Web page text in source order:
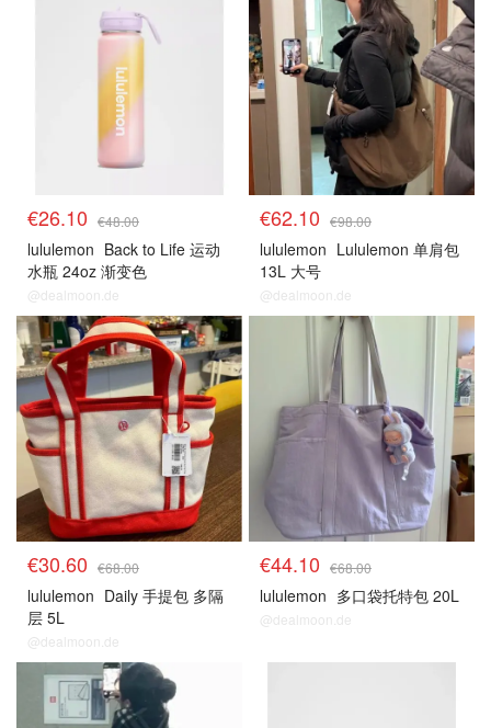
€26.10 €48.00
lululemon Back to Life 运动
水瓶 24oz 渐变色
@dealmoon.de
€62.10 €98.00
lululemon Lululemon 单肩包
13L 大号
@dealmoon.de
€30.60 €68.00
lululemon Daily 手提包 多隔
层 5L
@dealmoon.de
€44.10 €68.00
lululemon 多口袋托特包 20L
@dealmoon.de